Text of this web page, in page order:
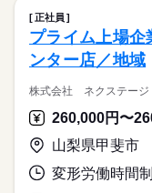
正社員
プライム上場企
ンター店／地域
株式会社 ネクステージ
山梨県甲斐市